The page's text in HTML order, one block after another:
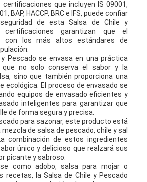
certificaciones que incluyen IS 09001,
BAP, HACCP, BRC e IFS, puede confiar
de esta Salsa de Chile y
certificaciones garantizan que el
con los más altos estándares de
y Pescado se envasa en una práctica
que no solo conserva el sabor y la
sino que también proporciona una
ecológica. El proceso de envasado se
equipos de envasado eficientes y
inteligentes para garantizar que
de forma segura y precisa.
para sazonar, este producto está
de salsa de pescado, chile y sal
combinación de estos ingredientes
único y delicioso que realzará sus
picante y sabroso.
como adobo, salsa para mojar o
recetas, la Salsa de Chile y Pescado